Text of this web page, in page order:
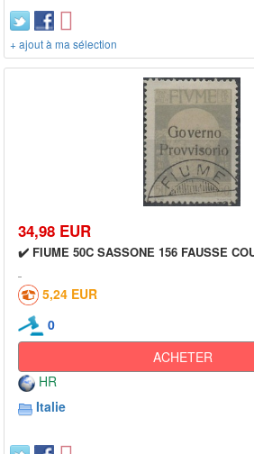
+ ajout à ma sélection
34,98 EUR
✔️ FIUME 50C SASSONE 156 FAUSSE
5,24 EUR
0
ACHETER
HR
Italie